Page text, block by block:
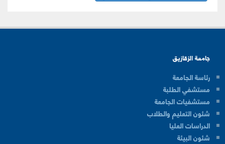
جامعة الزقازيق
رئاسة الجامعة
مستشفي الطلبة
مستشفيات الجامعة
شئون التعليم والطلاب
الدراسات العليا
شئون البيئة